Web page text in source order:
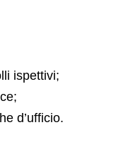
ispettivi;
d’ufficio.